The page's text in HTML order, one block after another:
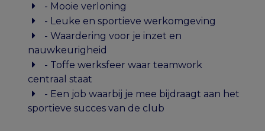
- Mooie verloning
- Leuke en sportieve werkomgeving
- Waardering voor je inzet en
nauwkeurigheid
- Toffe werksfeer waar teamwork
centraal staat
- Een job waarbij je mee bijdraagt aan het
sportieve succes van de club